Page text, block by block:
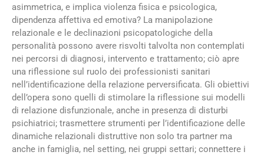
asimmetrica, e implica violenza fisica e psicologica,
dipendenza affettiva ed emotiva? La manipolazione
relazionale e le declinazioni psicopatologiche della
personalità possono avere risvolti talvolta non contemplati
nei percorsi di diagnosi, intervento e trattamento; ciò apre
una riflessione sul ruolo dei professionisti sanitari
nell’identificazione della relazione perversificata. Gli obiettivi
dell’opera sono quelli di stimolare la riflessione sui modelli
di relazione disfunzionale, anche in presenza di disturbi
psichiatrici; trasmettere strumenti per l’identificazione delle
dinamiche relazionali distruttive non solo tra partner ma
anche in famiglia, nel setting, nei gruppi settari; connettere i